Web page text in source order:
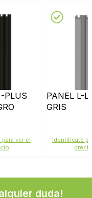
PLUS
ver el
PANEL L-
GRIS
Identifícate
precio
duda!